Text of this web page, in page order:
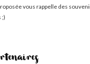
vous rappelle des
;)